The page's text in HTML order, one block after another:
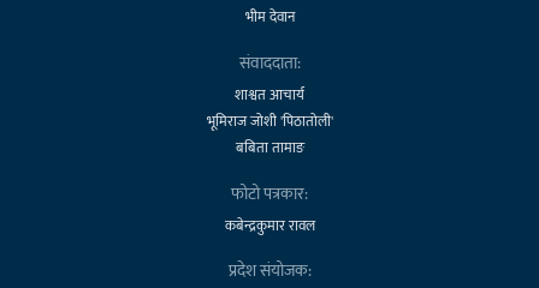
भीम देवान
संवाददाता:
शाश्वत आचार्य
भूमिराज जोशी 'पिठातोली'
बबिता तामाङ
फोटो पत्रकार:
कबेन्द्रकुमार रावल
प्रदेश संयोजक: